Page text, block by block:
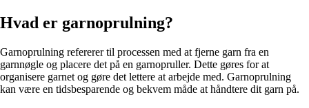
Hvad er garnoprulning?
Garnoprulning refererer til processen med at fjerne garn fra en
garnnøgle og placere det på en garnopruller. Dette gøres for at
organisere garnet og gøre det lettere at arbejde med. Garnoprulning
kan være en tidsbesparende og bekvem måde at håndtere dit garn på.